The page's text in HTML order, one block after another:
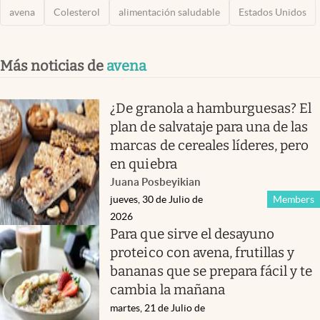
avena Colesterol alimentación saludable Estados Unidos
Más noticias de avena
¿De granola a hamburguesas? El
plan de salvataje para una de las
marcas de cereales líderes, pero
en quiebra
Juana Posbeyikian
Members
jueves, 30 de Julio de
2026
Para que sirve el desayuno
proteico con avena, frutillas y
bananas que se prepara fácil y te
cambia la mañana
martes, 21 de Julio de